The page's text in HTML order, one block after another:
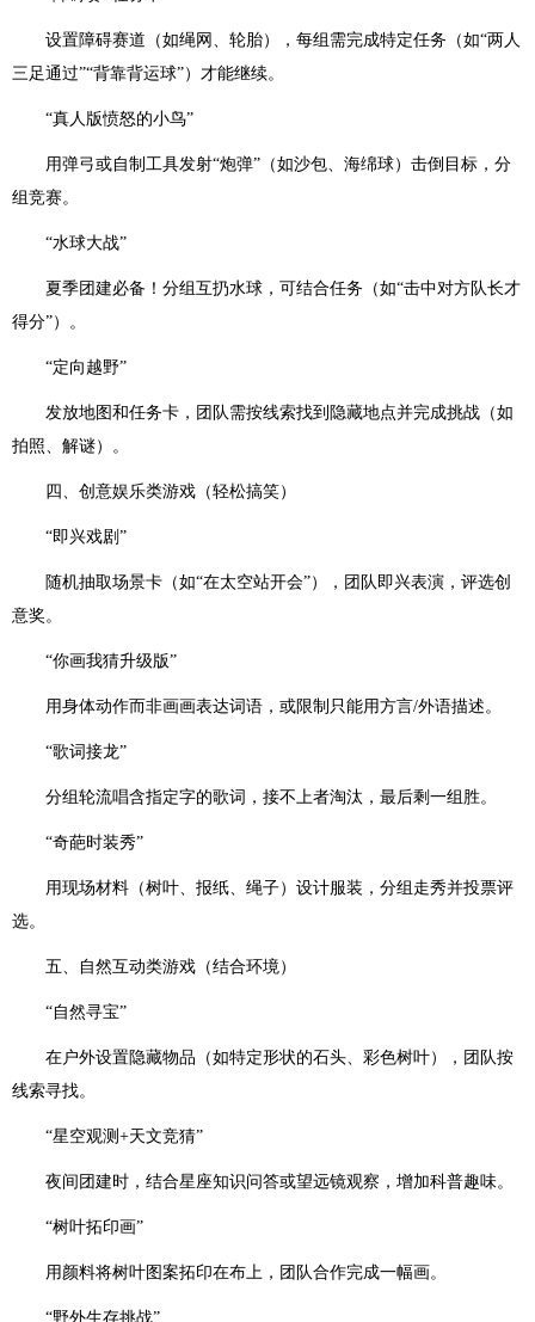
设置障碍赛道（如绳网、轮胎），每组需完成特定任务（如“两人
三足通过”“背靠背运球”）才能继续。
“真人版愤怒的小鸟”
用弹弓或自制工具发射“炮弹”（如沙包、海绵球）击倒目标，分
组竞赛。
“水球大战”
夏季团建必备！分组互扔水球，可结合任务（如“击中对方队长才
得分”）。
“定向越野”
发放地图和任务卡，团队需按线索找到隐藏地点并完成挑战（如
拍照、解谜）。
四、创意娱乐类游戏（轻松搞笑）
“即兴戏剧”
随机抽取场景卡（如“在太空站开会”），团队即兴表演，评选创
意奖。
“你画我猜升级版”
用身体动作而非画画表达词语，或限制只能用方言/外语描述。
“歌词接龙”
分组轮流唱含指定字的歌词，接不上者淘汰，最后剩一组胜。
“奇葩时装秀”
用现场材料（树叶、报纸、绳子）设计服装，分组走秀并投票评
选。
五、自然互动类游戏（结合环境）
“自然寻宝”
在户外设置隐藏物品（如特定形状的石头、彩色树叶），团队按
线索寻找。
“星空观测+天文竞猜”
夜间团建时，结合星座知识问答或望远镜观察，增加科普趣味。
“树叶拓印画”
用颜料将树叶图案拓印在布上，团队合作完成一幅画。
“野外生存挑战”